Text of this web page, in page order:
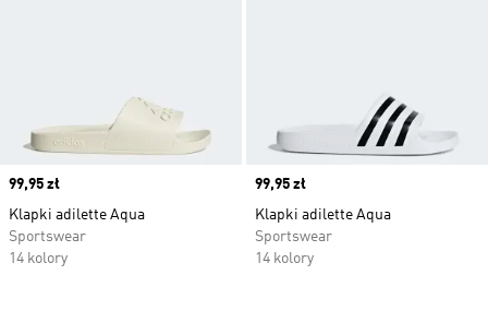
Price
99,95 zł
Klapki adilette Aqua
Sportswear
14 kolory
Price
99,95 zł
Klapki adilette Aqua
Sportswear
14 kolory